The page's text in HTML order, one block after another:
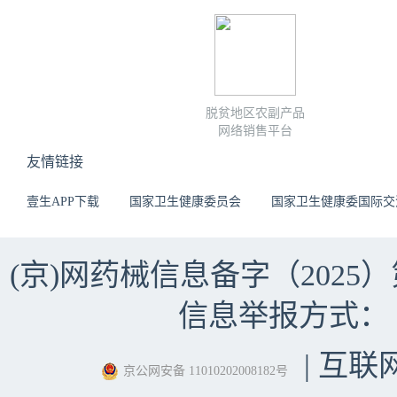
脱贫地区农副产品
网络销售平台
友情链接
壹生APP下载 国家卫生健康委员会 国家卫生健康委国际
(京)网药械信息备字（2025
信息举报方式：
京公网安备 11010202008182号
| 互联